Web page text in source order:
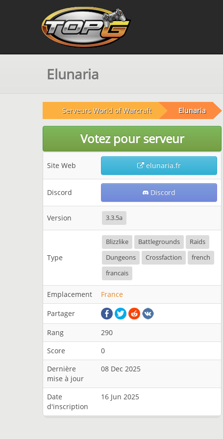
Elunaria
Serveurs World of Warcraft Elunaria
Votez pour serveur
Site Web elunaria.fr
Discord Discord
Version 3.3.5a
Type
Blizzlike Battlegrounds
Raids
Dungeons
Crossfaction
french
francais
Emplacement France
Partager
Rang
290
Score
0
Dernière
mise à jour
08 Dec 2025
Date
d'inscription
16 Jun 2025